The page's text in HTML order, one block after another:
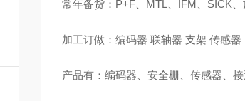
常年备货：P+F、MTL、IFM、SICK
加工订做：编码器 联轴器 支架 传感器
产品有：编码器、安全栅、传感器、